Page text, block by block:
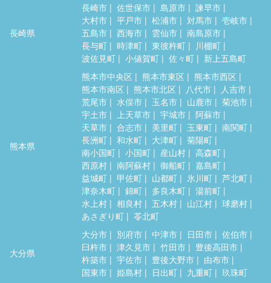
長崎県
長崎市 佐世保市 島原市
諫早市
大村市
平戸市 松浦市 対馬市
壱岐市
五島市
西海市 雲仙市
南島原市
長与町
時津町 東彼杵町
川棚町
波佐見町
小値賀町 佐々町 新上五島町
熊本県
熊本市中央区 熊本市東区
熊本市西区
熊本市南区
熊本市北区 八代市
人吉市
荒尾市
水俣市 玉名市 山鹿市
菊池市
宇土市
上天草市 宇城市
阿蘇市
天草市
合志市 美里町 玉東町
南関町
長洲町
和水町 大津町
菊陽町
南小国町
小国町 産山村
高森町
西原村
南阿蘇村 御船町
嘉島町
益城町
甲佐町 山都町 氷川町
芦北町
津奈木町
錦町 多良木町
湯前町
水上村
相良村 五木村 山江村
球磨村
あさぎり町
苓北町
大分県
大分市 別府市 中津市 日田市
佐伯市
臼杵市
津久見市 竹田市
豊後高田市
杵築市
宇佐市 豊後大野市
由布市
国東市
姫島村 日出町 九重町 玖珠町